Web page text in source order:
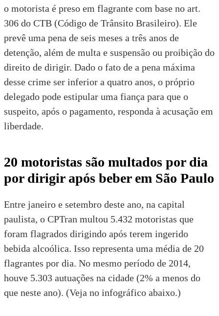
o motorista é preso em flagrante com base no art.
306 do CTB (Código de Trânsito Brasileiro). Ele
prevê uma pena de seis meses a três anos de
detenção, além de multa e suspensão ou proibição do
direito de dirigir. Dado o fato de a pena máxima
desse crime ser inferior a quatro anos, o próprio
delegado pode estipular uma fiança para que o
suspeito, após o pagamento, responda à acusação em
liberdade.
20 motoristas são multados por dia
por dirigir após beber em São Paulo
Entre janeiro e setembro deste ano, na capital
paulista, o CPTran multou 5.432 motoristas que
foram flagrados dirigindo após terem ingerido
bebida alcoólica. Isso representa uma média de 20
flagrantes por dia. No mesmo período de 2014,
houve 5.303 autuações na cidade (2% a menos do
que neste ano). (Veja no infográfico abaixo.)